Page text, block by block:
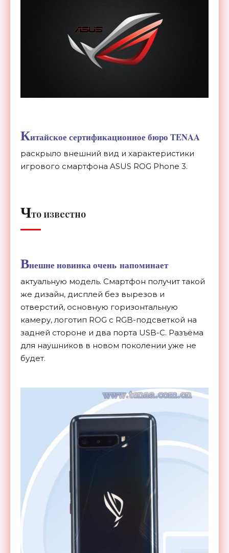
Китайское сертификационное бюро TENAA
раскрыло внешний вид и характеристики
игрового смартфона ASUS ROG Phone 3.
Что известно
Внешне новинка очень напоминает
актуальную модель. Смартфон получит такой
же дизайн, дисплей без вырезов и
отверстий, основную горизонтальную
камеру, логотип ROG с RGB-подсветкой на
задней стороне и два порта USB-C. Разъёма
для наушников в новом поколении уже не
будет.